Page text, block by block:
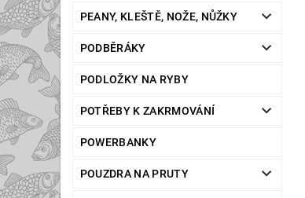
PEANY, KLEŠTĚ, NOŽE, NŮŽKY
PODBĚRÁKY
PODLOŽKY NA RYBY
POTŘEBY K ZAKRMOVÁNÍ
POWERBANKY
POUZDRA NA PRUTY